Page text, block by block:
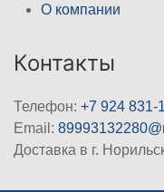
О компании
Контакты
Телефон: +7 924 831-
Email:
Доставка в г.